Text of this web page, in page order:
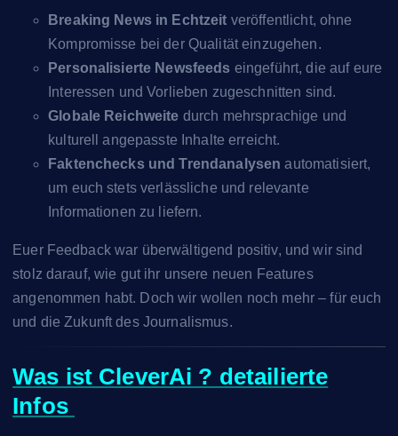
Breaking News in Echtzeit veröffentlicht, ohne
Kompromisse bei der Qualität einzugehen.
Personalisierte Newsfeeds eingeführt, die auf eure
Interessen und Vorlieben zugeschnitten sind.
Globale Reichweite durch mehrsprachige und
kulturell angepasste Inhalte erreicht.
Faktenchecks und Trendanalysen automatisiert,
um euch stets verlässliche und relevante
Informationen zu liefern.
Euer Feedback war überwältigend positiv, und wir sind
stolz darauf, wie gut ihr unsere neuen Features
angenommen habt. Doch wir wollen noch mehr – für euch
und die Zukunft des Journalismus.
Was ist CleverAi ? detailierte
Infos